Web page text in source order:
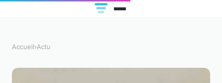
Accueil›Actu